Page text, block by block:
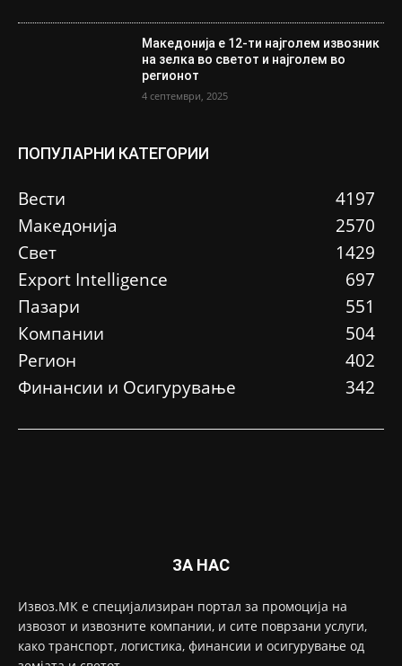
Македонија е 12-ти најголем извозник
на зелка во светот и најголем во
регионот
4 септември, 2025
ПОПУЛАРНИ КАТЕГОРИИ
Вести
4197
Македонија
2570
Свет
1429
Еxport Intelligence
697
Пазари
551
Компании
504
Регион
402
Финансии и Осигурување
342
ЗА НАС
Извоз.МК е специјализиран портал за промоција на
извозот и извозните компании, и сите поврзани услуги,
како транспорт, логистика, финансии и осигурување од